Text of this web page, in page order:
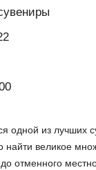
одной из лучших
великое
отменного